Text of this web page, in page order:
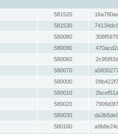
581520
581530
580080
580090
580060
580070
580000
580010
580020
580030
580160